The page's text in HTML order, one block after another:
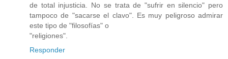
de total injusticia. No se trata de "sufrir en silencio" pero
tampoco de "sacarse el clavo". Es muy peligroso admirar
este tipo de "filosofías" o
"religiones".
Responder